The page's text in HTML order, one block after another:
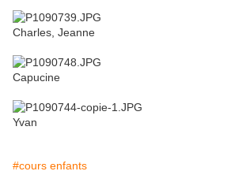
Charles, Jeanne
Capucine
Yvan
#cours enfants